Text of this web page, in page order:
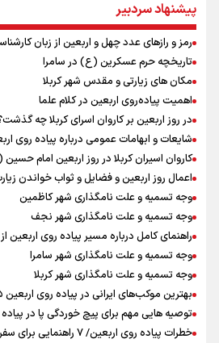
ارائه بیش از ۲ میلیون خدمات بهداشتی-درمانی به زائران اربعین
معاون وزیر خارجه : مذاکره نه معجزه است و
پخش قسمت اول گفت‌وگوی رئیس‌جمهور بعد از
ازهوش مصنوعی تا طلای مجازی/ شجیع: با نگاه
را در ناگویا تکرار می‌کنیم+ فیلم
ارتش در آمادگی کامل قرار دارد/ توان رزم
پزشکیان: رهبر شهید سرمایه و پشتوانه بزرگی
گزارشی از ورود وزیر ورزش و جوانان ایران به
اجرایی با همتای آذربایجانی
امیررضا غلامی، ملی پوش تکواندو : تمرکزم
بازی های آسیایی
پیشنهاد سردبیر
رمز و رازهای عدد چهل و اربعین از زبان
تاریخچه حرم عسکرین (ع) در سامرا
مکان های زیارتی و مقدس شهر کربلا
اهمیت پیاده‌روی اربعین در کلام علما
در روز اربعین بر کاروان اسرای کربلا چه
شایعات و ابهامات عمومی درباره پیاده روی اربعین
کاروان اسیران کربلا در روز اربعین امام
اعمال روز اربعین و فضایل و ثواب خواندن
وجه تسمیه و علت نامگذاری شهر کاظمین
وجه تسمیه و علت نامگذاری شهر نجف
راهنمای کامل درباره مسیر پیاده روی اربعین
وجه تسمیه و علت نامگذاری شهر سامرا
وجه تسمیه و علت نامگذاری شهر کربلا
بهترین موکب‌های ایرانی در پیاده روی اربعین ۱۴۰۵
توصیه هایی مهم برای پیچ خوردگی پا در
خطرات پیاده روی اربعین/ ۷ راهنمایی برای سفری ایمن و معنوی